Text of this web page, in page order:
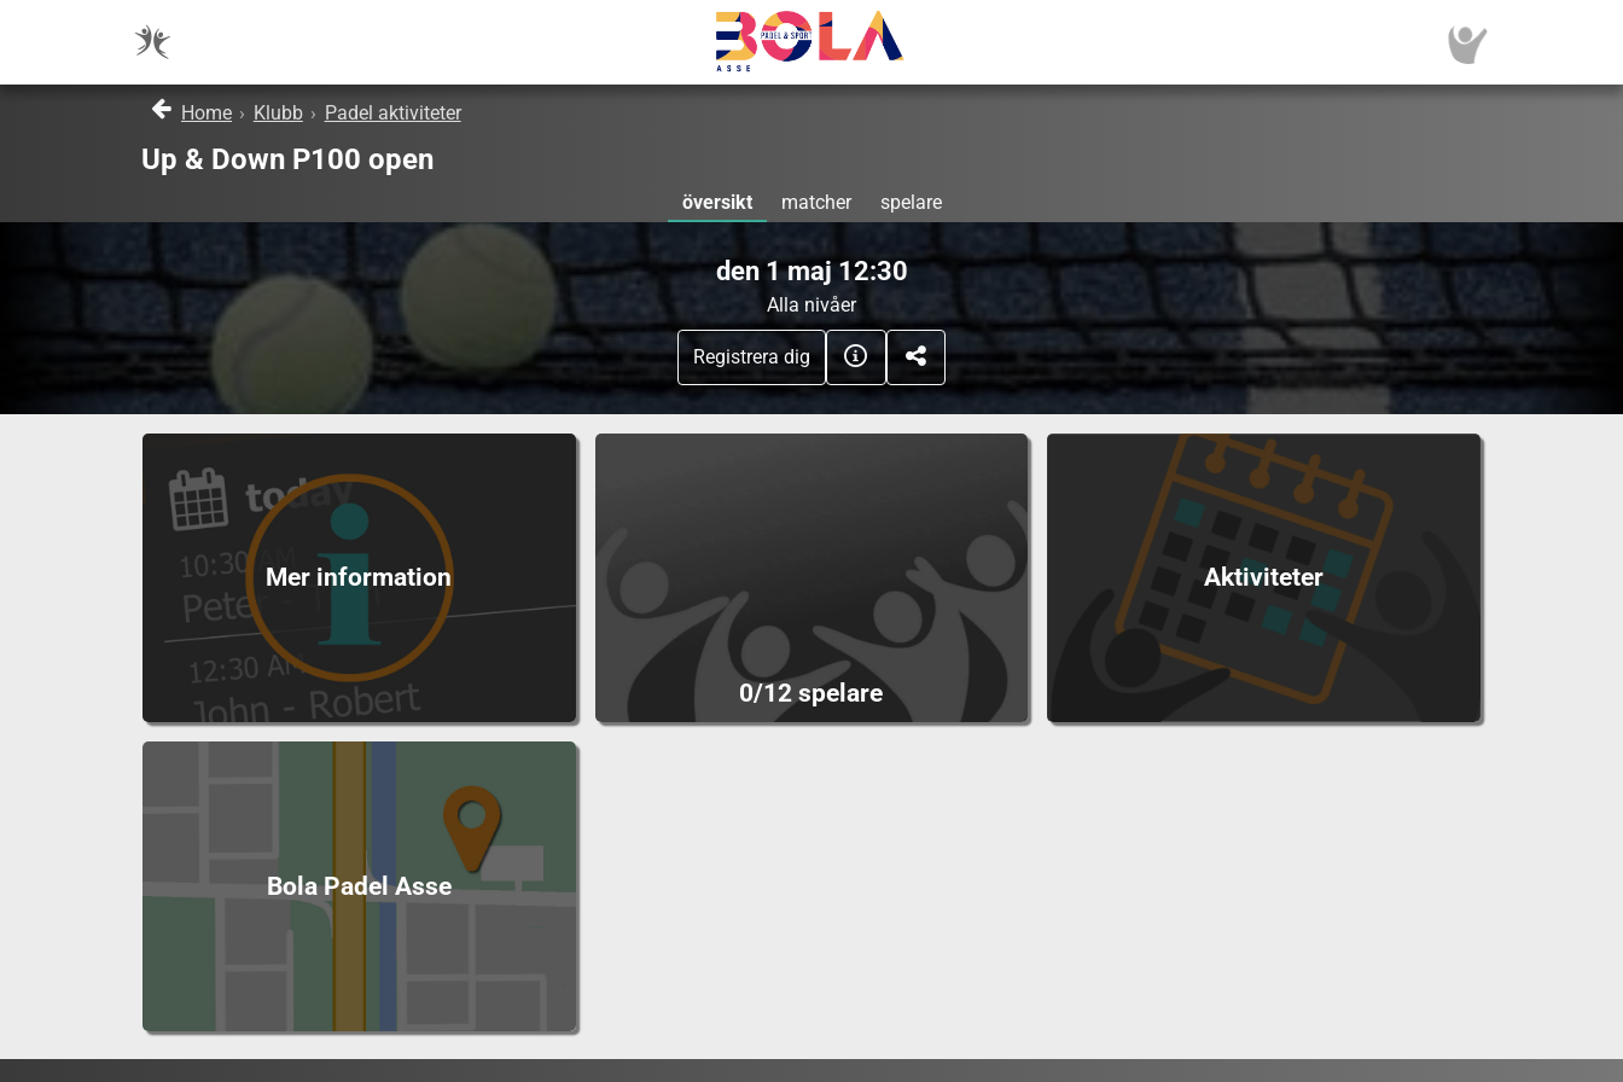
Home › Klubb › Padel aktiviteter
Up & Down P100 open
översikt matcher spelare
den 1 maj 12:30
Alla nivåer
Registrera dig
Mer information
0/12 spelare
Aktiviteter
Bola Padel Asse